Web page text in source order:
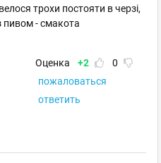
трохи постояти в черзі,
пивом - смакота
Оценка +2
0
пожаловаться
ответить